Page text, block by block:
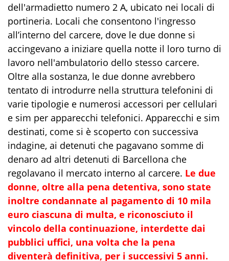
dell'armadietto numero 2 A, ubicato nei locali di
portineria. Locali che consentono l'ingresso
all’interno del carcere, dove le due donne si
accingevano a iniziare quella notte il loro turno di
lavoro nell'ambulatorio dello stesso carcere.
Oltre alla sostanza, le due donne avrebbero
tentato di introdurre nella struttura telefonini di
varie tipologie e numerosi accessori per cellulari
e sim per apparecchi telefonici. Apparecchi e sim
destinati, come si è scoperto con successiva
indagine, ai detenuti che pagavano somme di
denaro ad altri detenuti di Barcellona che
regolavano il mercato interno al carcere. Le due
donne, oltre alla pena detentiva, sono state
inoltre condannate al pagamento di 10 mila
euro ciascuna di multa, e riconosciuto il
vincolo della continuazione, interdette dai
pubblici uffici, una volta che la pena
diventerà definitiva, per i successivi 5 anni.